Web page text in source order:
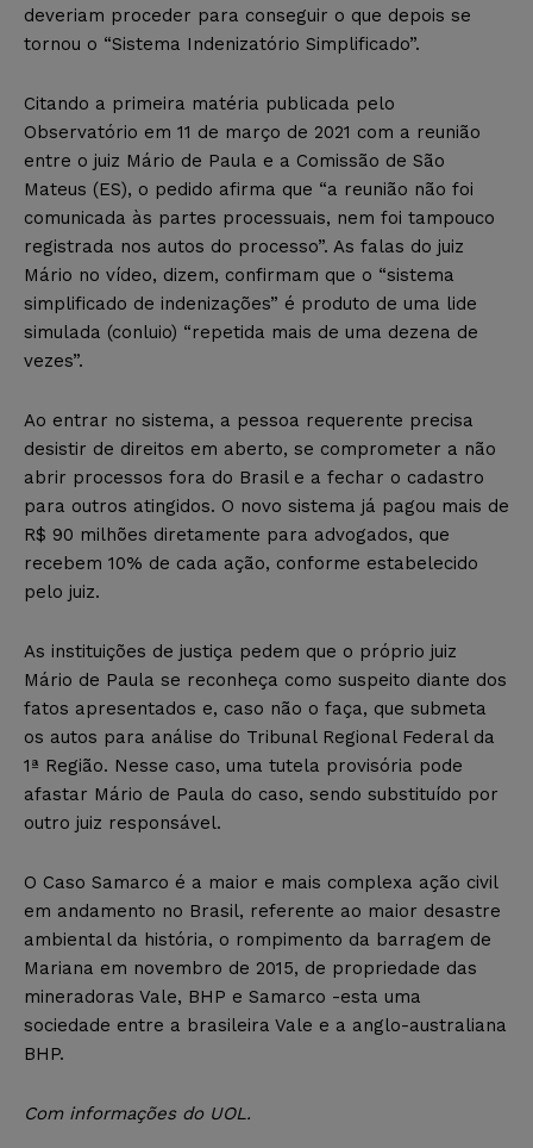
deveriam proceder para conseguir o que depois se
tornou o “Sistema Indenizatório Simplificado”.
Citando a primeira matéria publicada pelo
Observatório em 11 de março de 2021 com a reunião
entre o juiz Mário de Paula e a Comissão de São
Mateus (ES), o pedido afirma que “a reunião não foi
comunicada às partes processuais, nem foi tampouco
registrada nos autos do processo”. As falas do juiz
Mário no vídeo, dizem, confirmam que o “sistema
simplificado de indenizações” é produto de uma lide
simulada (conluio) “repetida mais de uma dezena de
vezes”.
Ao entrar no sistema, a pessoa requerente precisa
desistir de direitos em aberto, se comprometer a não
abrir processos fora do Brasil e a fechar o cadastro
para outros atingidos. O novo sistema já pagou mais de
R$ 90 milhões diretamente para advogados, que
recebem 10% de cada ação, conforme estabelecido
pelo juiz.
As instituições de justiça pedem que o próprio juiz
Mário de Paula se reconheça como suspeito diante dos
fatos apresentados e, caso não o faça, que submeta
os autos para análise do Tribunal Regional Federal da
1ª Região. Nesse caso, uma tutela provisória pode
afastar Mário de Paula do caso, sendo substituído por
outro juiz responsável.
O Caso Samarco é a maior e mais complexa ação civil
em andamento no Brasil, referente ao maior desastre
ambiental da história, o rompimento da barragem de
Mariana em novembro de 2015, de propriedade das
mineradoras Vale, BHP e Samarco -esta uma
sociedade entre a brasileira Vale e a anglo-australiana
BHP.
Com informações do UOL.